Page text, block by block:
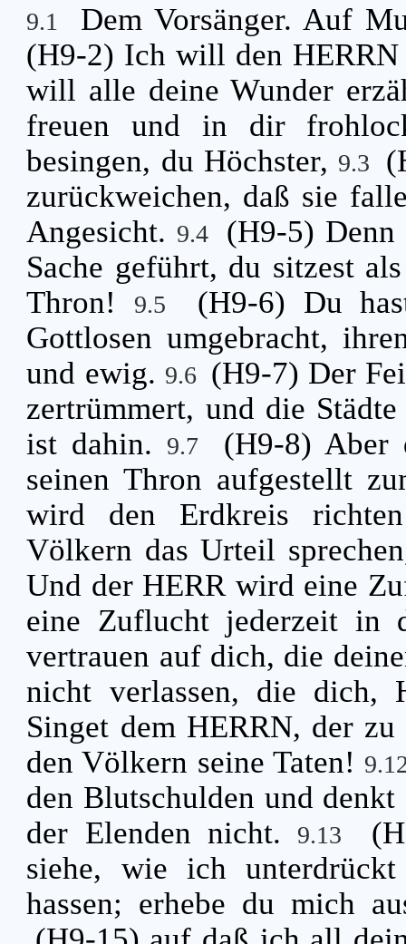
9.1
Dem Vorsänger. Auf
(H9-2) Ich will den HERRN
will alle deine Wunder
freuen und in dir
besingen, du Höchster, 9.3
zurückweichen, daß sie
Angesicht. 9.4
(H9-5) Denn
Sache geführt, du sitzest
Thron!
9.5
(H9-6) Du
Gottlosen umgebracht,
und ewig. 9.6 (H9-7) Der
zertrümmert, und die
ist dahin.
9.7
(H9-8) Aber
seinen Thron aufgestellt
wird den Erdkreis
Völkern das Urteil
Und der HERR wird eine
eine Zuflucht jederzeit
vertrauen auf dich, die
nicht verlassen, die dich,
Singet dem HERRN, der
den Völkern seine Taten!
den Blutschulden und
der Elenden nicht.
9.13
siehe, wie ich
hassen; erhebe du mich